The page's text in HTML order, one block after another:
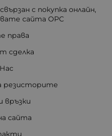
с покупка онлайн,
сайта ОРС
права
сделка
резисторите
връзки
сайта